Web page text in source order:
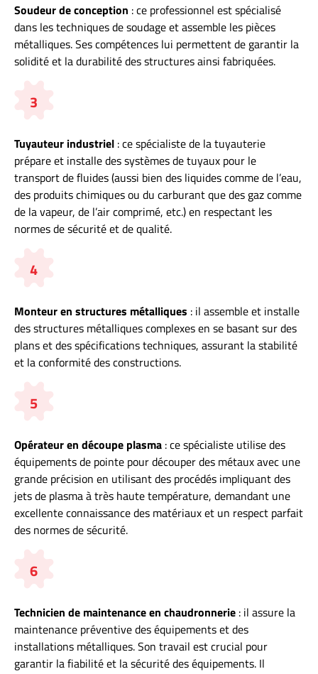
Soudeur de conception : ce professionnel est spécialisé
dans les techniques de soudage et assemble les pièces
métalliques. Ses compétences lui permettent de garantir la
solidité et la durabilité des structures ainsi fabriquées.
3
Tuyauteur industriel : ce spécialiste de la tuyauterie
prépare et installe des systèmes de tuyaux pour le
transport de fluides (aussi bien des liquides comme de l’eau,
des produits chimiques ou du carburant que des gaz comme
de la vapeur, de l’air comprimé, etc.) en respectant les
normes de sécurité et de qualité.
4
Monteur en structures métalliques : il assemble et installe
des structures métalliques complexes en se basant sur des
plans et des spécifications techniques, assurant la stabilité
et la conformité des constructions.
5
Opérateur en découpe plasma : ce spécialiste utilise des
équipements de pointe pour découper des métaux avec une
grande précision en utilisant des procédés impliquant des
jets de plasma à très haute température, demandant une
excellente connaissance des matériaux et un respect parfait
des normes de sécurité.
6
Technicien de maintenance en chaudronnerie : il assure la
maintenance préventive des équipements et des
installations métalliques. Son travail est crucial pour
garantir la fiabilité et la sécurité des équipements. Il